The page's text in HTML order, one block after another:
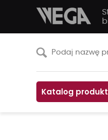
Katalog